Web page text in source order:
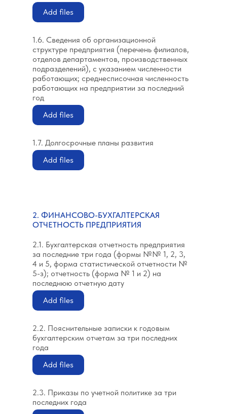
Add files
1.6. Сведения об организационной
структуре предприятия (перечень филиалов,
отделов департаментов, производственных
подразделений), с указанием численности
работающих; среднесписочная численность
работающих на предприятии за последний
год
Add files
1.7. Долгосрочные планы развития
Add files
2. ФИНАНСОВО-БУХГАЛТЕРСКАЯ
ОТЧЕТНОСТЬ ПРЕДПРИЯТИЯ
2.1. Бухгалтерская отчетность предприятия
за последние три года (формы №№ 1, 2, 3,
4 и 5, форма статистической отчетности №
5-з); отчетность (форма № 1 и 2) на
последнюю отчетную дату
Add files
2.2. Пояснительные записки к годовым
бухгалтерским отчетам за три последних
года
Add files
2.3. Приказы по учетной политике за три
последних года